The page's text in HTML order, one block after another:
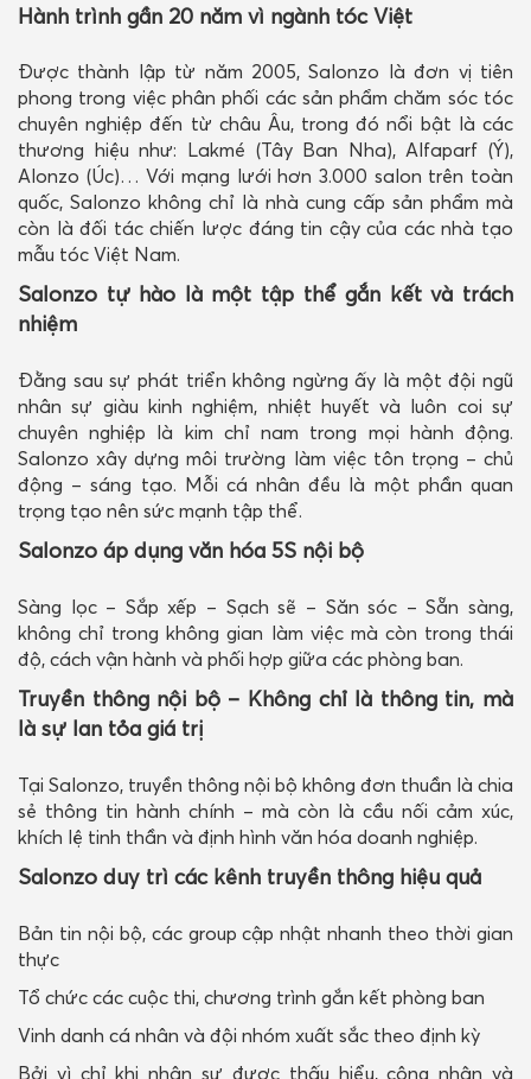
Hành trình gần 20 năm vì ngành tóc Việt
Được thành lập từ năm 2005, Salonzo là đơn vị tiên
phong trong việc phân phối các sản phẩm chăm sóc tóc
chuyên nghiệp đến từ châu Âu, trong đó nổi bật là các
thương hiệu như: Lakmé (Tây Ban Nha), Alfaparf (Ý),
Alonzo (Úc)… Với mạng lưới hơn 3.000 salon trên toàn
quốc, Salonzo không chỉ là nhà cung cấp sản phẩm mà
còn là đối tác chiến lược đáng tin cậy của các nhà tạo
mẫu tóc Việt Nam.
Salonzo tự hào là một tập thể gắn kết và trách
nhiệm
Đằng sau sự phát triển không ngừng ấy là một đội ngũ
nhân sự giàu kinh nghiệm, nhiệt huyết và luôn coi sự
chuyên nghiệp là kim chỉ nam trong mọi hành động.
Salonzo xây dựng môi trường làm việc tôn trọng – chủ
động – sáng tạo. Mỗi cá nhân đều là một phần quan
trọng tạo nên sức mạnh tập thể.
Salonzo áp dụng văn hóa 5S nội bộ
Sàng lọc – Sắp xếp – Sạch sẽ – Săn sóc – Sẵn sàng,
không chỉ trong không gian làm việc mà còn trong thái
độ, cách vận hành và phối hợp giữa các phòng ban.
Truyền thông nội bộ – Không chỉ là thông tin, mà
là sự lan tỏa giá trị
Tại Salonzo, truyền thông nội bộ không đơn thuần là chia
sẻ thông tin hành chính – mà còn là cầu nối cảm xúc,
khích lệ tinh thần và định hình văn hóa doanh nghiệp.
Salonzo duy trì các kênh truyền thông hiệu quả
Bản tin nội bộ, các group cập nhật nhanh theo thời gian
thực
Tổ chức các cuộc thi, chương trình gắn kết phòng ban
Vinh danh cá nhân và đội nhóm xuất sắc theo định kỳ
Bởi vì chỉ khi nhân sự được thấu hiểu, công nhận và